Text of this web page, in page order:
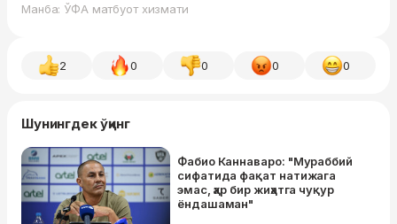
Манба: ЎФА матбуот хизмати
2 0 0 0 0
Шунингдек ўқинг
Фабио Каннаваро: "Мураббий
сифатида фақат натижага
эмас, ҳар бир жиҳатга чуқур
ёндашаман"